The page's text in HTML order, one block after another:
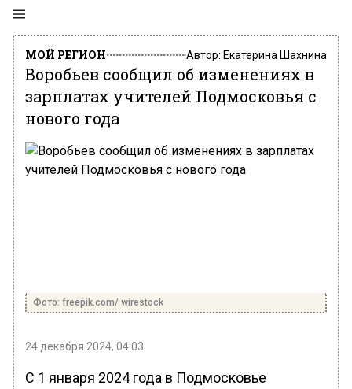
МОЙ РЕГИОН Автор: Екатерина Шахнина
Воробьев сообщил об изменениях в
зарплатах учителей Подмосковья с
нового года
Фото: freepik.com/ wirestock
24 декабря 2024, 04:03
С 1 января 2024 года в Подмосковье